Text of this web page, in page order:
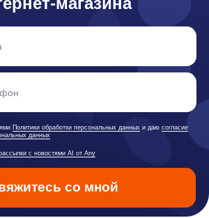
2014-2026
205, город Москва, тер Инновационного
Большой б-р, д. 42 стр. 1